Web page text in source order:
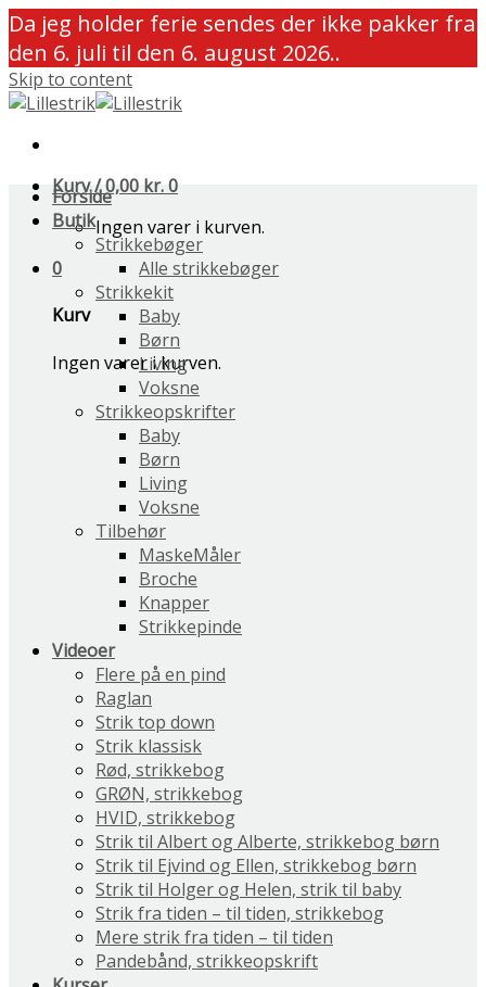
Da jeg holder ferie sendes der ikke pakker fra
den 6. juli til den 6. august 2026..
Skip to content
Kurv /0,00 kr.0
Ingen varer i kurven.
0
Kurv
Ingen varer i kurven.
Forside
Butik
Strikkebøger
Alle strikkebøger
Strikkekit
Baby
Børn
Living
Voksne
Strikkeopskrifter
Baby
Børn
Living
Voksne
Tilbehør
MaskeMåler
Broche
Knapper
Strikkepinde
Videoer
Flere på en pind
Raglan
Strik top down
Strik klassisk
Rød, strikkebog
GRØN, strikkebog
HVID, strikkebog
Strik til Albert og Alberte, strikkebog børn
Strik til Ejvind og Ellen, strikkebog børn
Strik til Holger og Helen, strik til baby
Strik fra tiden – til tiden, strikkebog
Mere strik fra tiden – til tiden
Pandebånd, strikkeopskrift